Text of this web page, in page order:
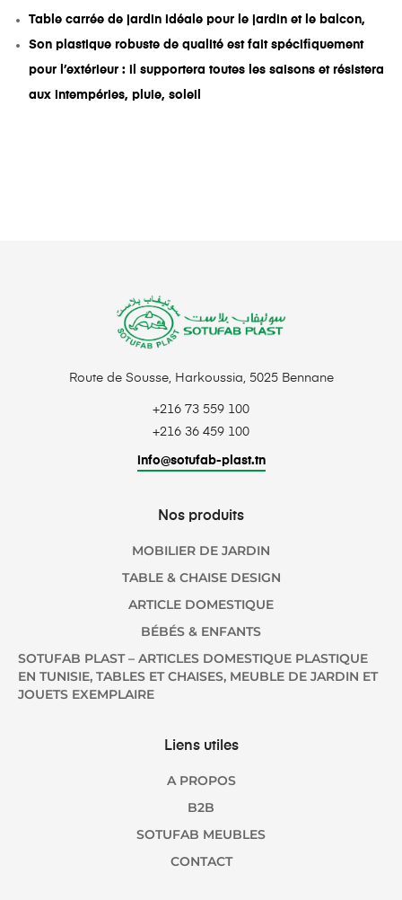
Table carrée de jardin idéale pour le jardin et le balcon,
Son plastique robuste de qualité est fait spécifiquement
pour l’extérieur : il supportera toutes les saisons et résistera
aux intempéries, pluie, soleil
Route de Sousse, Harkoussia, 5025 Bennane
+216 73 559 100
+216 36 459 100
info@sotufab-plast.tn
Nos produits
MOBILIER DE JARDIN
TABLE & CHAISE DESIGN
ARTICLE DOMESTIQUE
BÉBÉS & ENFANTS
SOTUFAB PLAST – ARTICLES DOMESTIQUE PLASTIQUE
EN TUNISIE, TABLES ET CHAISES, MEUBLE DE JARDIN ET
JOUETS EXEMPLAIRE
Liens utiles
A PROPOS
B2B
SOTUFAB MEUBLES
CONTACT